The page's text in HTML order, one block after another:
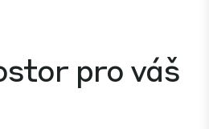
pro váš